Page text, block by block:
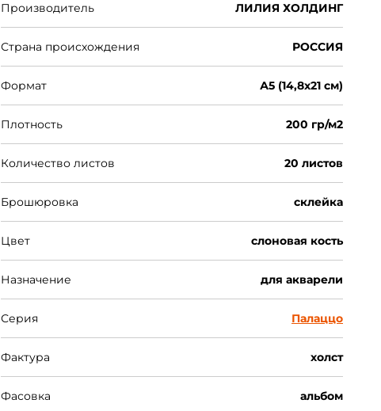
Производитель ЛИЛИЯ ХОЛДИНГ
Страна происхождения РОССИЯ
Формат А5 (14,8х21 см)
Плотность 200 гр/м2
Количество листов 20 листов
Брошюровка склейка
Цвет слоновая кость
Назначение для акварели
Серия Палаццо
Фактура холст
Фасовка альбом